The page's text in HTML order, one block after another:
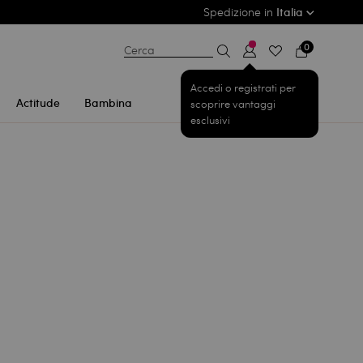
Spedizione in Italia
Actitude Bambina
Cerca
Accedi o registrati per
scoprire vantaggi
esclusivi
0